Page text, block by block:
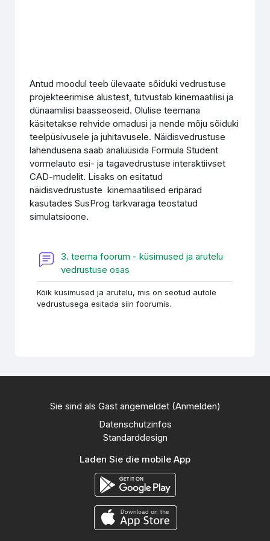
Antud moodul teeb ülevaate sõiduki vedrustuse
projekteerimise alustest, tutvustab kinemaatilisi ja
dünaamilisi baasseoseid. Olulise teemana
käsitetakse rehvide omadusi ja nende mõju sõiduki
teelpüsivusele ja juhitavusele. Näidisvedrustuse
lahendusena saab analüüsida Formula Student
vormelauto esi- ja tagavedrustuse interaktiivset
CAD-mudelit. Lisaks on esitatud
näidisvedrustuste kinemaatilised eripärad
kasutades SusProg tarkvaraga teostatud
simulatsioone.
3. teema foorum - küsimused ja arutelu
vedrustuse osas
Kõik küsimused ja arutelu, mis on seotud autole
vedrustusega esitada siin foorumis.
Sie sind als Gast angemeldet (Anmelden)
Datenschutzinfos
Standarddesign
Laden Sie die mobile App